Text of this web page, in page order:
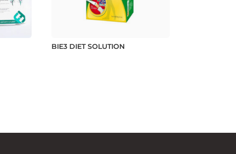
BIE3 DIET SOLUTION